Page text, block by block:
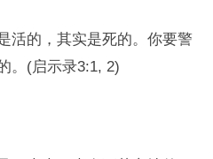
活的，其实是死的。你要警
。(启示录3:1, 2)